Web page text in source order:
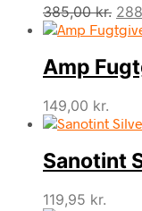
385,00kr. Den
var:
Amp
149,00 kr.
Sanotint
119,95 kr.